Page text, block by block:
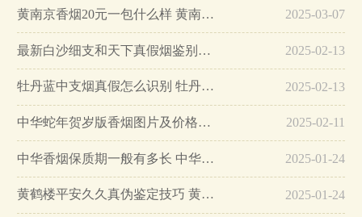
黄南京香烟20元一包什么样 黄南京香烟真假鉴别… 2025-03-07
最新白沙细支和天下真假烟鉴别指南… 2025-02-13
牡丹蓝中支烟真假怎么识别 牡丹蓝中支烟真假鉴别带图… 2025-02-13
中华蛇年贺岁版香烟图片及价格大全… 2025-02-11
中华香烟保质期一般有多长 中华香烟保质期在哪里看的… 2025-01-24
黄鹤楼平安久久真伪鉴定技巧 黄鹤楼平安久久二维码在哪里… 2025-01-24